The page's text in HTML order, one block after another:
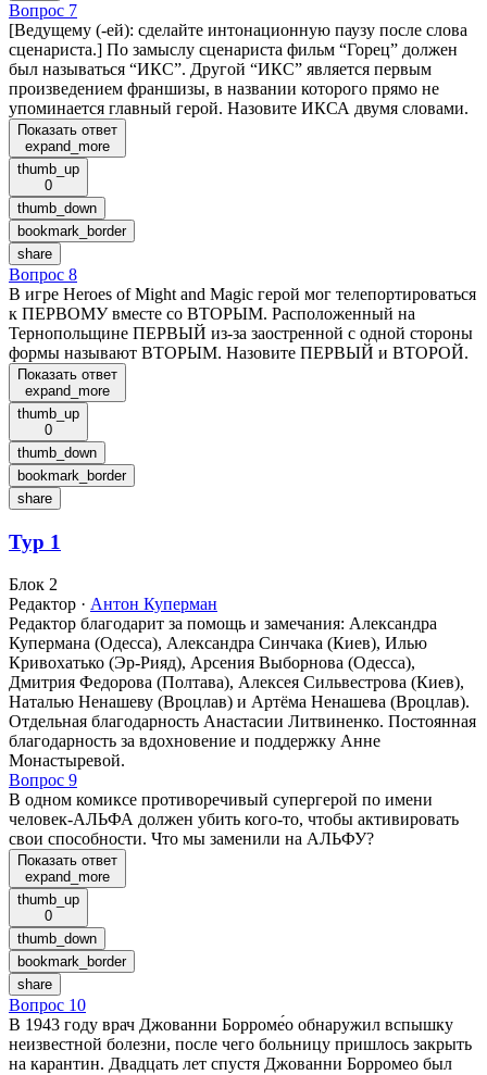
Вопрос 7
[Ведущему (-ей): сделайте интонационную паузу после слова
сценариста.] По замыслу сценариста фильм “Горец” должен
был называться “ИКС”. Другой “ИКС” является первым
произведением франшизы, в названии которого прямо не
упоминается главный герой. Назовите ИКСА двумя словами.
Показать ответ
expand_more
thumb_up
0
thumb_down
bookmark_border
share
Вопрос 8
В игре Heroes of Might and Magic герой мог телепортироваться
к ПЕРВОМУ вместе со ВТОРЫМ. Расположенный на
Тернопольщине ПЕРВЫЙ из-за заостренной с одной стороны
формы называют ВТОРЫМ. Назовите ПЕРВЫЙ и ВТОРОЙ.
Показать ответ
expand_more
thumb_up
0
thumb_down
bookmark_border
share
Тур 1
Блок 2
Редактор · Антон Куперман
Редактор благодарит за помощь и замечания: Александра
Купермана (Одесса), Александра Синчака (Киев), Илью
Кривохатько (Эр-Рияд), Арсения Выборнова (Одесса),
Дмитрия Федорова (Полтава), Алексея Сильвестрова (Киев),
Наталью Ненашеву (Вроцлав) и Артёма Ненашева (Вроцлав).
Отдельная благодарность Анастасии Литвиненко. Постоянная
благодарность за вдохновение и поддержку Анне
Монастыревой.
Вопрос 9
В одном комиксе противоречивый супергерой по имени
человек-АЛЬФА должен убить кого-то, чтобы активировать
свои способности. Что мы заменили на АЛЬФУ?
Показать ответ
expand_more
thumb_up
0
thumb_down
bookmark_border
share
Вопрос 10
В 1943 году врач Джованни Борроме́о обнаружил вспышку
неизвестной болезни, после чего больницу пришлось закрыть
на карантин. Двадцать лет спустя Джованни Борромео был